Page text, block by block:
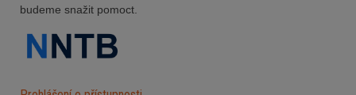
budeme snažit pomoct.